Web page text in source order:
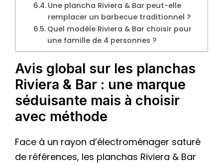
Une plancha Riviera & Bar peut-elle
remplacer un barbecue traditionnel ?
Quel modèle Riviera & Bar choisir pour
une famille de 4 personnes ?
Avis global sur les planchas
Riviera & Bar : une marque
séduisante mais à choisir
avec méthode
Face à un rayon d’électroménager saturé
de références, les planchas Riviera & Bar